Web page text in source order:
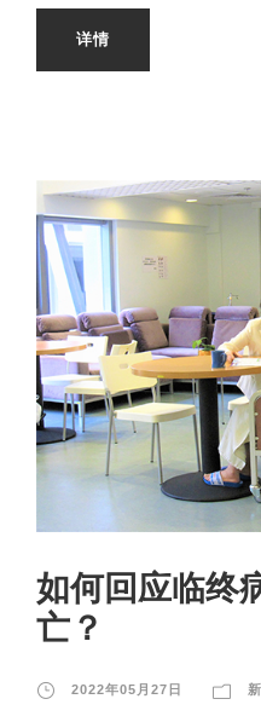
详情
如何回应临终
亡？
2022年05月27日